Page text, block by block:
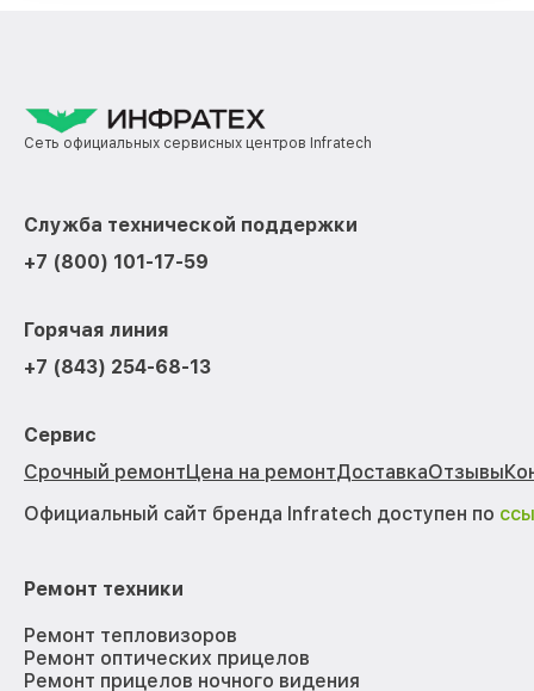
Сеть официальных сервисных центров Infratech
Служба технической поддержки
+7 (800) 101-17-59
Горячая линия
+7 (843) 254-68-13
Сервис
Срочный ремонтЦена на ремонтДоставкаОтзывы
Официальный сайт бренда Infratech доступен по
Ремонт техники
Ремонт тепловизоров
Ремонт оптических прицелов
Ремонт прицелов ночного видения